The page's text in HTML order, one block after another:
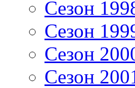
Сезон
Сезон
Сезон
Сезон